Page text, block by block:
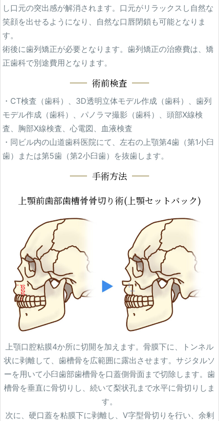
し口元の突出感が解消されます。口元がリラックスし自然な
笑顔を出せるようになり、自然な口唇閉鎖も可能となりま
す。
術後に歯列矯正が必要となります。歯列矯正の治療費は、矯
正歯科で別途費用となります。
術前検査
・CT検査（歯科）、3D透明立体モデル作成（歯科）、歯列
モデル作成（歯科）、パノラマ撮影（歯科）、頭部X線検
査、胸部X線検査、心電図、血液検査
・同ビル内の山道歯科医院にて、左右の上顎第4歯（第1小臼
歯）または第5歯（第2小臼歯）を抜歯します。
手術方法
上顎前歯部歯槽骨骨切り術(上顎セットバック)
上顎口腔粘膜4か所に切開を加えます。骨膜下に、トンネル
状に剥離して、歯槽骨を広範囲に露出させます。サジタルソ
ーを用いて小臼歯部歯槽骨を口蓋側骨面まで切除します。歯
槽骨を垂直に骨切りし、続いて梨状孔まで水平に骨切りしま
す。
次に、硬口蓋を粘膜下に剥離し、V字型骨切りを行い、余剰